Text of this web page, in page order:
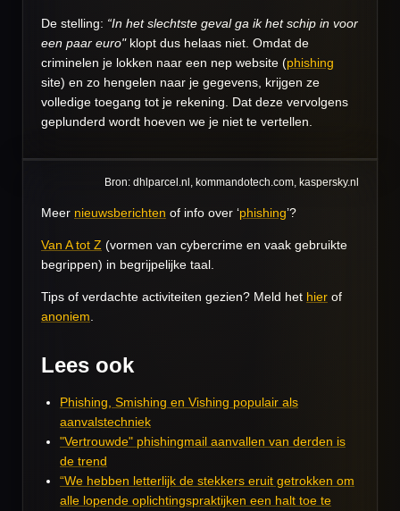
De stelling: “In het slechtste geval ga ik het schip in voor
een paar euro"klopt dus helaas niet. Omdat de
criminelen je lokken naar een nep website (phishing
site) en zo hengelen naar je gegevens, krijgen ze
volledige toegang tot je rekening. Dat deze vervolgens
geplunderd wordt hoeven we je niet te vertellen.
Bron: dhlparcel.nl, kommandotech.com, kaspersky.nl
Meer nieuwsberichten of info over ‘phishing’?
Van A tot Z (vormen van cybercrime en vaak gebruikte
begrippen) in begrijpelijke taal.
Tips of verdachte activiteiten gezien? Meld het hier of
anoniem.
Lees ook
Phishing, Smishing en Vishing populair als
aanvalstechniek
"Vertrouwde" phishingmail aanvallen van derden is
de trend
“We hebben letterlijk de stekkers eruit getrokken om
alle lopende oplichtingspraktijken een halt toe te